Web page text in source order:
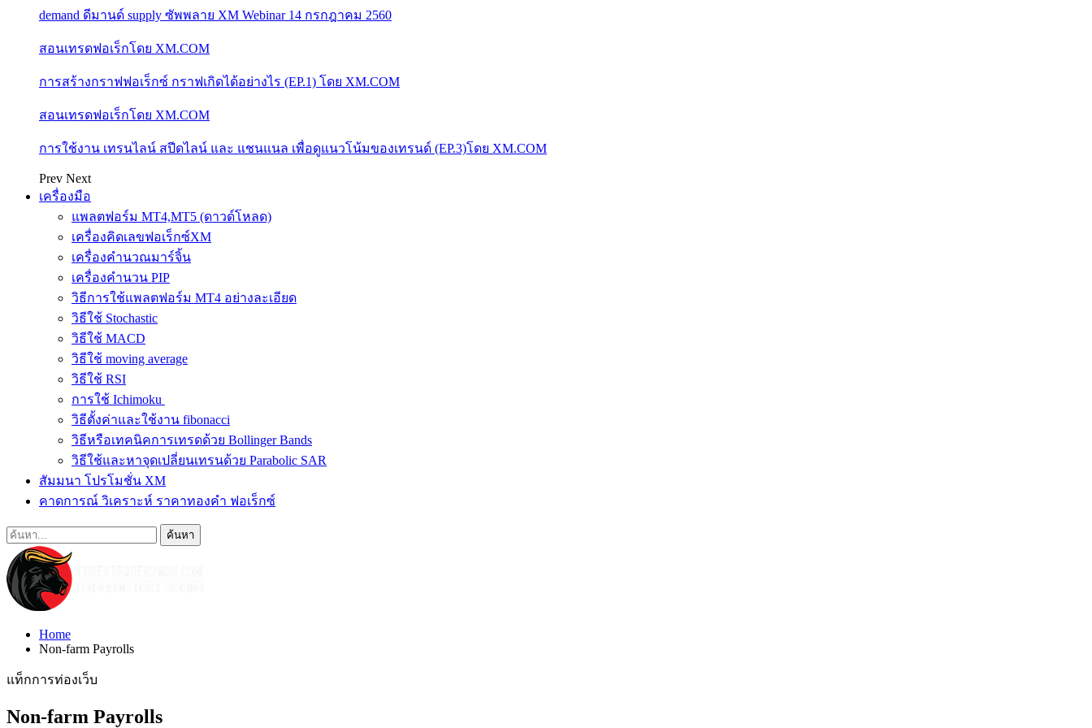
demand ดีมานด์ supply ซัพพลาย XM Webinar 14 กรกฎาคม 2560
สอนเทรดฟอเร็กโดย XM.COM
การสร้างกราฟฟอเร็กซ์ กราฟเกิดได้อย่างไร (EP.1) โดย XM.COM
สอนเทรดฟอเร็กโดย XM.COM
การใช้งาน เทรนไลน์ สปีดไลน์ และ แชนแนล เพื่อดูแนวโน้มของเทรนด์ (EP.3)โดย XM.COM
Prev Next
เครื่องมือ
แพลตฟอร์ม MT4,MT5 (ดาวด์โหลด)
เครื่องคิดเลขฟอเร็กซ์XM
เครื่องคำนวณมาร์จิ้น
เครื่องคำนวน PIP
วิธีการใช้แพลตฟอร์ม MT4 อย่างละเอียด
วิธีใช้ Stochastic
วิธีใช้ MACD
วิธีใช้ moving average
วิธีใช้ RSI
การใช้ Ichimoku
วิธีตั้งค่าและใช้งาน fibonacci
วิธีหรือเทคนิคการเทรดด้วย Bollinger Bands
วิธีใช้และหาจุดเปลี่ยนเทรนด้วย Parabolic SAR
สัมมนา โปรโมชั่น XM
คาดการณ์ วิเคราะห์ ราคาทองคำ ฟอเร็กซ์
Home
Non-farm Payrolls
แท็กการท่องเว็บ
Non-farm Payrolls